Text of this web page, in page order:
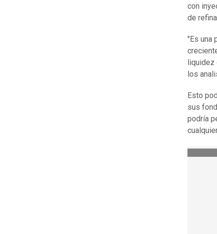
con
de
"Es una
los
Esto
sus
podría